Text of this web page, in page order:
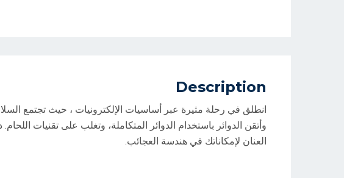
Description
انطلق في رحلة مثيرة عبر أساسيات الإلكترونيات ، حيث تجتمع
وأتقن الدوائر باستخدام الدوائر المتكاملة، وتغلب على تقنيات
العنان لإمكاناتك في هندسة العجائب.